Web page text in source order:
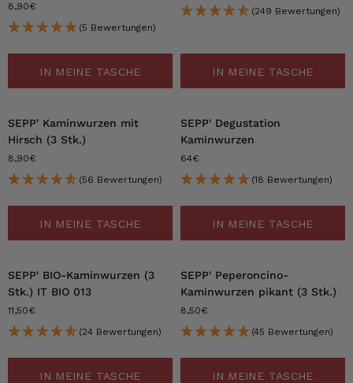
8,90€
(5 Bewertungen)
IN MEINE TASCHE
(249 Bewertungen)
IN MEINE TASCHE
SEPP' Kaminwurzen mit
Hirsch (3 Stk.)
8,90€
(56 Bewertungen)
IN MEINE TASCHE
SEPP' Degustation
Kaminwurzen
64€
(18 Bewertungen)
IN MEINE TASCHE
SEPP' BIO-Kaminwurzen (3
Stk.) IT BIO 013
11,50€
(24 Bewertungen)
IN MEINE TASCHE
SEPP' Peperoncino-
Kaminwurzen pikant (3 Stk.)
8,50€
(45 Bewertungen)
IN MEINE TASCHE